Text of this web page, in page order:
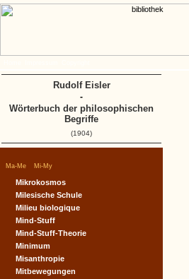
Ma-Me Mi-My
Mikrokosmos
Milesische Schule
Milieu biologique
Mind-Stuff
Mind-Stuff-Theorie
Minimum
Misanthropie
Mitbewegungen
Rudolf Eisler
-
Wörterbuch der philosophischen
Begriffe
(1904)